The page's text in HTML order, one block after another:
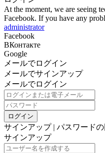
At the moment, we are seeing
Facebook. If you have any
administrator
Facebook
ВКонтакте
Google
メールでログイン
メールでサインアップ
メールでログイン
ログイン
サインアップ| パスワード
サインアップ